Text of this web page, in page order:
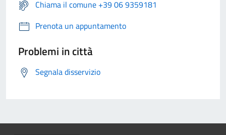
Chiama il comune +39 06 9359181
Prenota un appuntamento
Problemi in città
Segnala disservizio